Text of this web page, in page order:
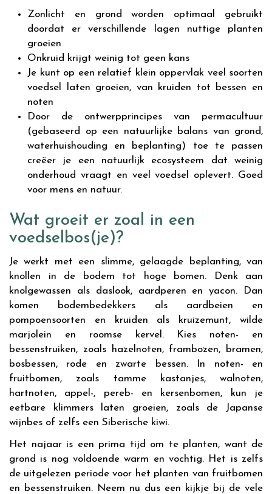
Zonlicht en grond worden optimaal gebruikt
doordat er verschillende lagen nuttige planten
groeien
Onkruid krijgt weinig tot geen kans
Je kunt op een relatief klein oppervlak veel soorten
voedsel laten groeien, van kruiden tot bessen en
noten
Door de ontwerpprincipes van permacultuur
(gebaseerd op een natuurlijke balans van grond,
waterhuishouding en beplanting) toe te passen
creëer je een natuurlijk ecosysteem dat weinig
onderhoud vraagt en veel voedsel oplevert. Goed
voor mens en natuur.
Wat groeit er zoal in een
voedselbos(je)?
Je werkt met een slimme, gelaagde beplanting, van
knollen in de bodem tot hoge bomen. Denk aan
knolgewassen als daslook, aardperen en yacon. Dan
komen bodembedekkers als aardbeien en
pompoensoorten en kruiden als kruizemunt, wilde
marjolein en roomse kervel. Kies noten- en
bessenstruiken, zoals hazelnoten, frambozen, bramen,
bosbessen, rode en zwarte bessen. In noten- en
fruitbomen, zoals tamme kastanjes, walnoten,
hartnoten, appel-, pereb- en kersenbomen, kun je
eetbare klimmers laten groeien, zoals de Japanse
wijnbes of zelfs een Siberische kiwi.
Het najaar is een prima tijd om te planten, want de
grond is nog voldoende warm en vochtig. Het is zelfs
de uitgelezen periode voor het planten van fruitbomen
en bessenstruiken. Neem nu dus een kijkje bij de vele